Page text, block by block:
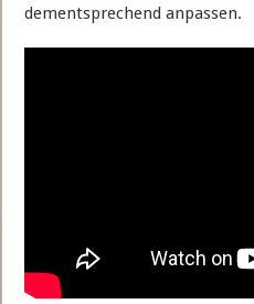
dementsprechend anpassen.